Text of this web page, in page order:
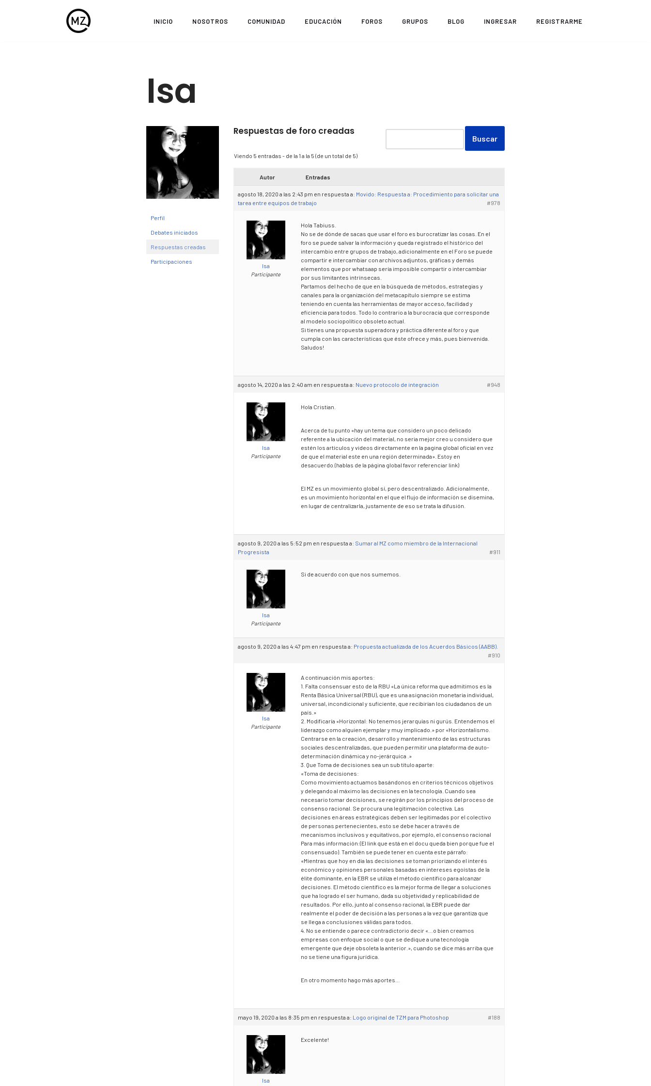
INICIO NOSOTROS COMUNIDAD EDUCACIÓN FOROS GRUPOS BLOG INGRESAR REGISTRARME
Isa
Perfil
Debates iniciados
Respuestas creadas
Participaciones
Respuestas de foro creadas
Viendo 5 entradas - de la 1 a la 5 (de un total de 5)
Autor Entradas
agosto 18, 2020 a las 2:43 pm en respuesta a: Movido: Respuesta a: Procedimiento para solicitar una
tarea entre equipos de trabajo
#978
Isa
Participante
Hola Tabiuss.
No se de dónde de sacas que usar el foro es burocratizar las cosas. En el
foro se puede salvar la información y queda registrado el histórico del
intercambio entre grupos de trabajo, adicionalmente en el Foro se puede
compartir e intercambiar con archivos adjuntos, gráficas y demás
elementos que por whatsaap sería imposible compartir o intercambiar
por sus limitantes intrínsecas.
Partamos del hecho de que en la búsqueda de métodos, estrategias y
canales para la organización del metacapítulo siempre se estima
teniendo en cuenta las herramientas de mayor acceso, facilidad y
eficiencia para todos. Todo lo contrario a la burocracia que corresponde
al modelo sociopolítico obsoleto actual.
Si tienes una propuesta superadora y práctica diferente al foro y que
cumpla con las características que éste ofrece y más, pues bienvenida.
Saludos!
agosto 14, 2020 a las 2:40 am en respuesta a: Nuevo protocolo de integración #948
Isa
Participante
Hola Cristian.
Acerca de tu punto «hay un tema que considero un poco delicado
referente a la ubicación del material, no seria mejor creo u considero que
estén los artículos y videos directamente en la pagina global oficial en vez
de que el material este en una región determinada». Estoy en
desacuerdo.(hablas de la página global favor referenciar link)
El MZ es un movimiento global sí, pero descentralizado. Adicionalmente,
es un movimiento horizontal en el que el flujo de información se disemina,
en lugar de centralizarla, justamente de eso se trata la difusión.
agosto 9, 2020 a las 5:52 pm en respuesta a: Sumar al MZ como miembro de la Internacional
Progresista
#911
Isa
Participante
Si de acuerdo con que nos sumemos.
agosto 9, 2020 a las 4:47 pm en respuesta a: Propuesta actualizada de los Acuerdos Básicos (AABB).
#910
Isa
Participante
A continuación mis aportes:
1. Falta consensuar esto de la RBU «La única reforma que admitimos es la
Renta Básica Universal (RBU), que es una asignación monetaria individual,
universal, incondicional y suficiente, que recibirían los ciudadanos de un
país.»
2. Modificaría «Horizontal: No tenemos jerarquías ni gurús. Entendemos el
liderazgo como alguien ejemplar y muy implicado.» por «Horizontalismo.
Centrarse en la creación, desarrollo y mantenimiento de las estructuras
sociales descentralizadas, que pueden permitir una plataforma de auto-
determinación dinámica y no-jerárquica .»
3. Que Toma de decisiones sea un sub título aparte:
«Toma de decisiones:
Como movimiento actuamos basándonos en criterios técnicos objetivos
y delegando al máximo las decisiones en la tecnología. Cuando sea
necesario tomar decisiones, se regirán por los principios del proceso de
consenso racional. Se procura una legitimación colectiva. Las
decisiones en áreas estratégicas deben ser legitimadas por el colectivo
de personas pertenecientes, esto se debe hacer a través de
mecanismos inclusivos y equitativos, por ejemplo, el consenso racional
Para más información:(El link que está en el docu queda bien porque fue el
consensuado). También se puede tener en cuenta este párrafo:
«Mientras que hoy en día las decisiones se toman priorizando el interés
económico y opiniones personales basadas en intereses egoístas de la
élite dominante, en la EBR se utiliza el método científico para alcanzar
decisiones. El método científico es la mejor forma de llegar a soluciones
que ha logrado el ser humano, dada su objetividad y replicabilidad de
resultados. Por ello, junto al consenso racional, la EBR puede dar
realmente el poder de decisión a las personas a la vez que garantiza que
se llega a conclusiones válidas para todos.
4. No se entiende o parece contradictorio decir «…o bien creamos
empresas con enfoque social o que se dedique a una tecnología
emergente que deje obsoleta la anterior.», cuando se dice más arriba que
no se tiene una figura jurídica.
En otro momento hago más aportes…
mayo 19, 2020 a las 8:35 pm en respuesta a: Logo original de TZM para Photoshop #188
Isa
Excelente!